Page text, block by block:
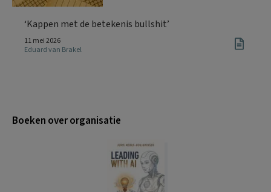
‘Kappen met de betekenis bullshit’
11 mei 2026
Eduard van Brakel
Boeken over organisatie